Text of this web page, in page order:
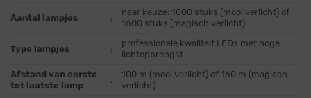
Aantal lampjes :
naar keuze: 1000 stuks (mooi verlicht) of
1600 stuks (magisch verlicht)
Type lampjes :
professionele kwaliteit LEDs met hoge
lichtopbrengst
Afstand van eerste
tot laatste lamp
:
100 m (mooi verlicht) of 160 m (magisch
verlicht)